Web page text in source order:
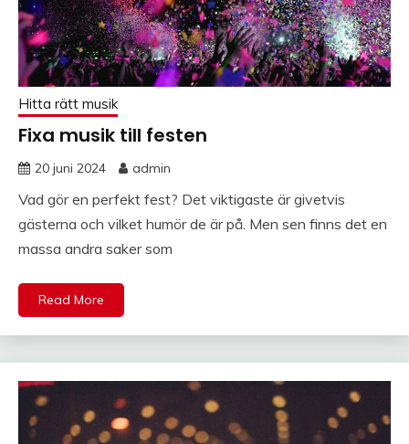
Hitta rätt musik
Fixa musik till festen
20 juni 2024 admin
Vad gör en perfekt fest? Det viktigaste är givetvis
gästerna och vilket humör de är på. Men sen finns det en
massa andra saker som
Read More